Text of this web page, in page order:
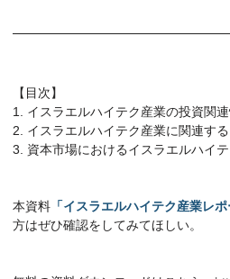
【目次】
1. イスラエルハイテク産業の投資関
2. イスラエルハイテク産業に関連す
3. 資本市場におけるイスラエルハイ
本資料 「イスラエルハイテク産業レ
方はぜひ確認をしてみてほしい。